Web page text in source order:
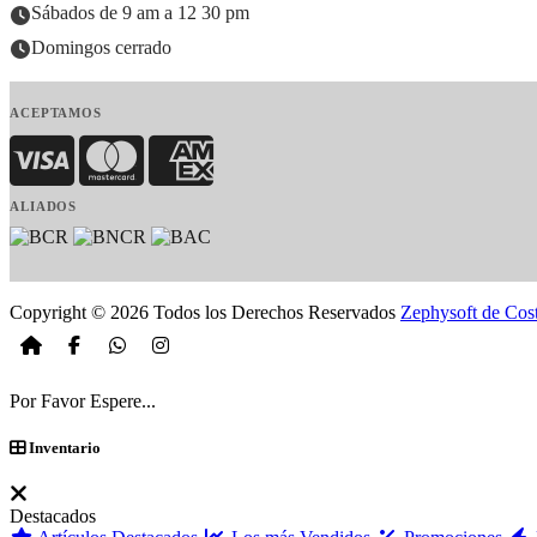
Sábados de 9 am a 12 30 pm
Domingos cerrado
ACEPTAMOS
Visa MasterCardAmerican Express
ALIADOS
Copyright © 2026 Todos los Derechos Reservados Zephysoft de
Por Favor Espere...
Inventario
Destacados